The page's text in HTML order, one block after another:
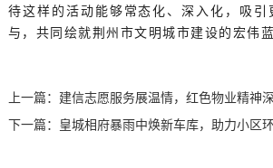
待这样的活动能够常态化、深入化，吸引
与，共同绘就荆州市文明城市建设的宏伟蓝
上一篇： 建信志愿服务展温情，红色物业精神
下一篇： 皇城相府暴雨中焕新车库，助力小区